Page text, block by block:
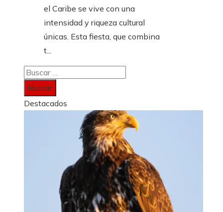
el Caribe se vive con una
intensidad y riqueza cultural
únicas. Esta fiesta, que combina
t...
Buscar:
Destacados